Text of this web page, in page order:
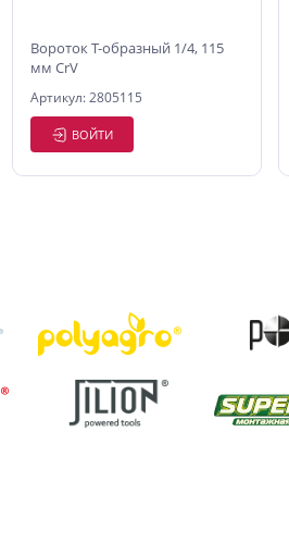
Вороток Т-образный 1/4, 115
мм CrV
Артикул: 2805115
ВОЙТИ